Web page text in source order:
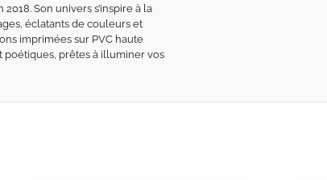
Son univers s’inspire à la
éclatants de couleurs et
imprimées sur PVC haute
poétiques, prêtes à illuminer vos